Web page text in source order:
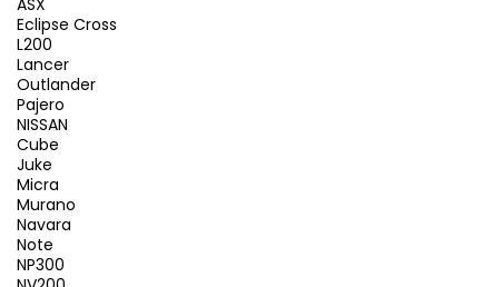
ASX
Eclipse Cross
L200
Lancer
Outlander
Pajero
NISSAN
Cube
Juke
Micra
Murano
Navara
Note
NP300